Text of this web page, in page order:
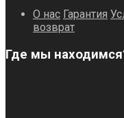
О нас Гарантия
возврат
Где мы